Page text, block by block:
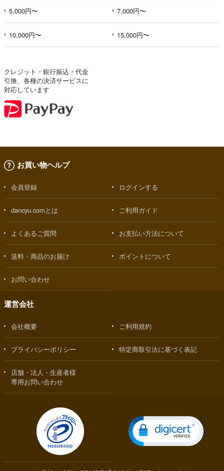
5,000円〜 7,000円〜
10,000円〜 15,000円〜
クレジット・銀行振込・代金
引換、各種の決済サービスに
対応しています
お買い物ヘルプ
会員登録 ログインする
dancyu.comとは ご利用ガイド
よくあるご質問 お支払い方法について
送料・商品のお届け ポイントについて
お問い合わせ
運営会社
会社概要 ご利用規約
プライバシーポリシー 特定商取引法に基づく表記
店舗・法人・生産者様
専用お問い合わせ